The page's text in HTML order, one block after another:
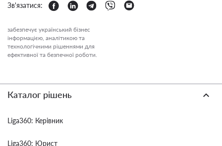
Зв'язатися:
забезпечує український бізнес
інформацією, аналітикою та
технологічними рішеннями для
ефективної та безпечної роботи.
Каталог рішень
Liga360: Керівник
Liga360: Юрист